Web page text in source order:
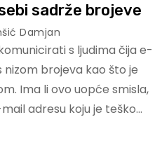
sadrže brojeve
Damjan
s ljudima čija e-
brojeva kao što je
Ima li ovo uopće smisla,
adresu koju je teško…